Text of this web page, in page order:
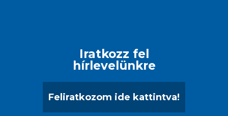
Iratkozz fel
hírlevelünkre
Feliratkozom ide kattintva!